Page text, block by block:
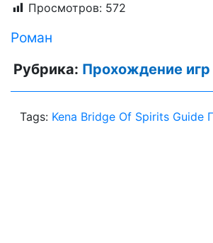
Просмотров: 572
Роман
Рубрика: Прохождение игр
Tags: Kena Bridge Of Spirits Guide